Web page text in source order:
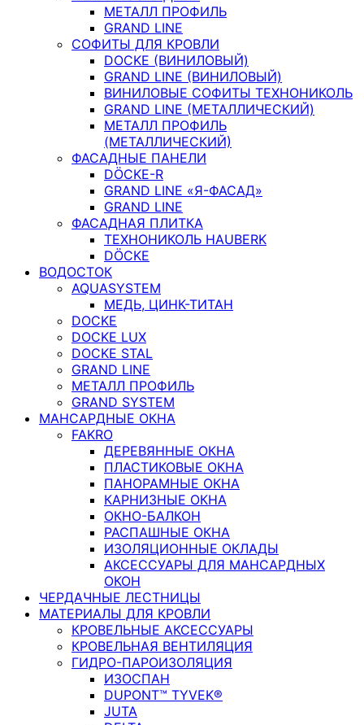
МЕТАЛЛ ПРОФИЛЬ
GRAND LINE
СОФИТЫ ДЛЯ КРОВЛИ
DOCKE (ВИНИЛОВЫЙ)
GRAND LINE (ВИНИЛОВЫЙ)
ВИНИЛОВЫЕ СОФИТЫ ТЕХНОНИКОЛЬ
GRAND LINE (МЕТАЛЛИЧЕСКИЙ)
МЕТАЛЛ ПРОФИЛЬ
(МЕТАЛЛИЧЕСКИЙ)
ФАСАДНЫЕ ПАНЕЛИ
DÖCKE-R
GRAND LINE «Я-ФАСАД»
GRAND LINE
ФАСАДНАЯ ПЛИТКА
ТЕХНОНИКОЛЬ HAUBERK
DÖCKE
ВОДОСТОК
AQUASYSTEM
МЕДЬ, ЦИНК-ТИТАН
DOCKE
DOCKE LUX
DOCKE STAL
GRAND LINE
МЕТАЛЛ ПРОФИЛЬ
GRAND SYSTEM
МАНСАРДНЫЕ ОКНА
FAKRO
ДЕРЕВЯННЫЕ ОКНА
ПЛАСТИКОВЫЕ ОКНА
ПАНОРАМНЫЕ ОКНА
КАРНИЗНЫЕ ОКНА
ОКНО-БАЛКОН
РАСПАШНЫЕ ОКНА
ИЗОЛЯЦИОННЫЕ ОКЛАДЫ
АКСЕССУАРЫ ДЛЯ МАНСАРДНЫХ
ОКОН
ЧЕРДАЧНЫЕ ЛЕСТНИЦЫ
МАТЕРИАЛЫ ДЛЯ КРОВЛИ
КРОВЕЛЬНЫЕ АКСЕССУАРЫ
КРОВЕЛЬНАЯ ВЕНТИЛЯЦИЯ
ГИДРО-ПАРОИЗОЛЯЦИЯ
ИЗОСПАН
DUPONT™ TYVEK®
JUTA